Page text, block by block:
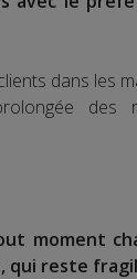
dans les
des
moment
qui reste